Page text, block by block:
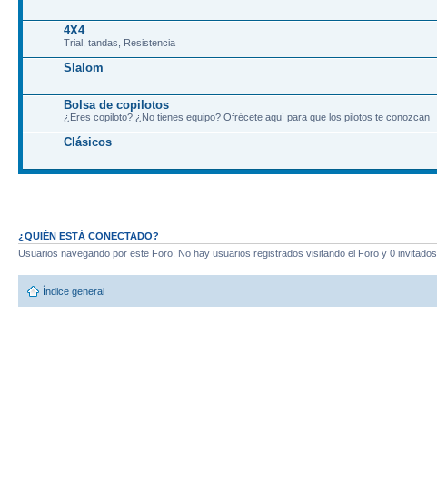
4X4
Trial, tandas, Resistencia
Slalom
Bolsa de copilotos
¿Eres copiloto? ¿No tienes equipo? Ofrécete aquí para que los pilotos te conozcan
Clásicos
¿QUIÉN ESTÁ CONECTADO?
Usuarios navegando por este Foro: No hay usuarios registrados visitando el Foro y 0 invitados
Índice general